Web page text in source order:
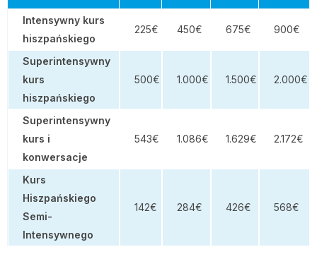
Intensywny kurs
hiszpańskiego
225€ 450€ 675€ 900€
Superintensywny
kurs
hiszpańskiego
500€ 1.000€ 1.500€ 2.000€
Superintensywny
kurs i
konwersacje
543€ 1.086€ 1.629€ 2.172€
Kurs
Hiszpańskiego
Semi-
Intensywnego
142€ 284€ 426€ 568€